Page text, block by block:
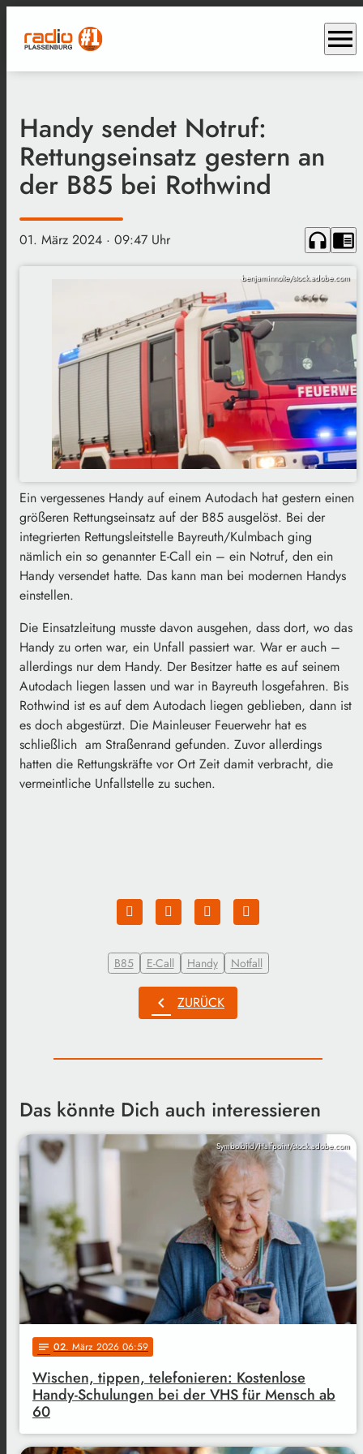
menu
Handy sendet Notruf:
Rettungseinsatz gestern an
der B85 bei Rothwind
01. März 2024 · 09:47 Uhr headphones chrome_reader_mode
benjaminnolte/stock.adobe.com
Ein vergessenes Handy auf einem Autodach hat gestern einen
größeren Rettungseinsatz auf der B85 ausgelöst. Bei der
integrierten Rettungsleitstelle Bayreuth/Kulmbach ging
nämlich ein so genannter E-Call ein – ein Notruf, den ein
Handy versendet hatte. Das kann man bei modernen Handys
einstellen.
Die Einsatzleitung musste davon ausgehen, dass dort, wo das
Handy zu orten war, ein Unfall passiert war. War er auch –
allerdings nur dem Handy. Der Besitzer hatte es auf seinem
Autodach liegen lassen und war in Bayreuth losgefahren. Bis
Rothwind ist es auf dem Autodach liegen geblieben, dann ist
es doch abgestürzt. Die Mainleuser Feuerwehr hat es
schließlich am Straßenrand gefunden. Zuvor allerdings
hatten die Rettungskräfte vor Ort Zeit damit verbracht, die
vermeintliche Unfallstelle zu suchen.
B85 E-Call Handy Notfall
chevron_left ZURÜCK
Das könnte Dich auch interessieren
Symbolbild/Halfpoint/stock.adobe.com
notes 02. März 2026 06:59
Wischen, tippen, telefonieren: Kostenlose
Handy-Schulungen bei der VHS für Mensch ab
60